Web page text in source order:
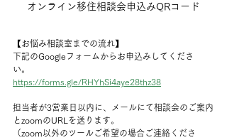
オンライン移住相談会申込みQRコード
【お悩み相談室までの流れ】
下記のGoogleフォームからお申込みしてくださ
い。
https://forms.gle/RHYhSi4aye28thz38
担当者が3営業日以内に、メールにて相談会のご案内
とzoomのURLを送ります。
（zoom以外のツールご希望の場合ご連絡くださ